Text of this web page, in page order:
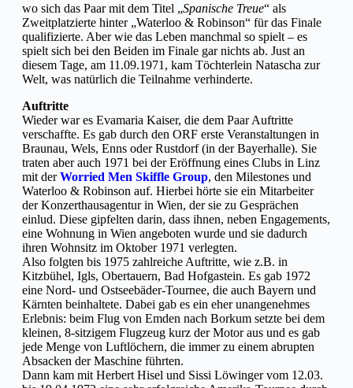
wo sich das Paar mit dem Titel „Spanische Treue“ als
Zweitplatzierte hinter „Waterloo & Robinson“ für das Finale
qualifizierte. Aber wie das Leben manchmal so spielt – es
spielt sich bei den Beiden im Finale gar nichts ab. Just an
diesem Tage, am 11.09.1971, kam Töchterlein Natascha zur
Welt, was natürlich die Teilnahme verhinderte.
Auftritte
Wieder war es Evamaria Kaiser, die dem Paar Auftritte
verschaffte. Es gab durch den ORF erste Veranstaltungen in
Braunau, Wels, Enns oder Rustdorf (in der Bayerhalle). Sie
traten aber auch 1971 bei der Eröffnung eines Clubs in Linz
mit derWorried Men Skiffle Group, den Milestones und
Waterloo & Robinson auf. Hierbei hörte sie ein Mitarbeiter
der Konzerthausagentur in Wien, der sie zu Gesprächen
einlud. Diese gipfelten darin, dass ihnen, neben Engagements,
eine Wohnung in Wien angeboten wurde und sie dadurch
ihren Wohnsitz im Oktober 1971 verlegten.
Also folgten bis 1975 zahlreiche Auftritte, wie z.B. in
Kitzbühel, Igls, Obertauern, Bad Hofgastein. Es gab 1972
eine Nord- und Ostseebäder-Tournee, die auch Bayern und
Kärnten beinhaltete. Dabei gab es ein eher unangenehmes
Erlebnis: beim Flug von Emden nach Borkum setzte bei dem
kleinen, 8-sitzigem Flugzeug kurz der Motor aus und es gab
jede Menge von Luftlöchern, die immer zu einem abrupten
Absacken der Maschine führten.
Dann kam mit Herbert Hisel und Sissi Löwinger vom 12.03.